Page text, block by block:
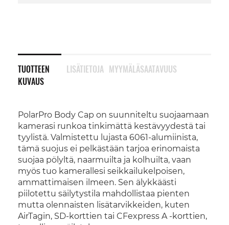
TUOTTEEN
KUVAUS
PolarPro Body Cap on suunniteltu suojaamaan
kamerasi runkoa tinkimättä kestävyydestä tai
tyylistä. Valmistettu lujasta 6061-alumiinista,
tämä suojus ei pelkästään tarjoa erinomaista
suojaa pölyltä, naarmuilta ja kolhuilta, vaan
myös tuo kamerallesi seikkailukelpoisen,
ammattimaisen ilmeen. Sen älykkäästi
piilotettu säilytystila mahdollistaa pienten
mutta olennaisten lisätarvikkeiden, kuten
AirTagin, SD-korttien tai CFexpress A -korttien,
LISÄTIETOJA MYYMÄLÄSAATAVUUS